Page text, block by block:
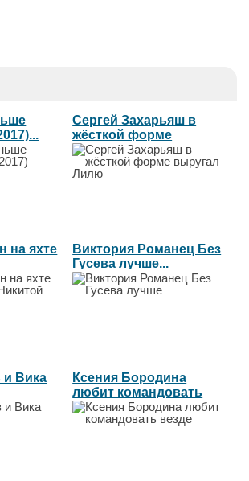
Сергей Захарьяш в
жёсткой форме
выругал Лилю...
на яхте
Виктория Романец Без
Гусева лучше...
и Вика
Ксения Бородина
любит командовать
везде...